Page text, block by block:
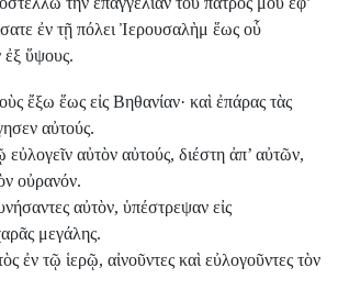
ἐν τῇ πόλει Ἰερουσαλὴμ ἕως οὗ
ἐξ ὕψους.
ἔξω ἕως εἰς Βηθανίαν· καὶ ἐπάρας τὰς
αὐτούς.
εὐλογεῖν αὐτὸν αὐτούς, διέστη ἀπ’ αὐτῶν,
οὐρανόν.
αὐτὸν, ὑπέστρεψαν εἰς
μεγάλης.
ἐν τῷ ἱερῷ, αἰνοῦντες καὶ εὐλογοῦντες τὸν